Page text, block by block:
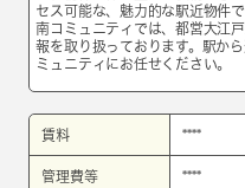
セス可能な、魅力的な駅近物件
南コミュニティでは、都営大江
報を取り扱っております。駅か
ミュニティにお任せください。
賃料 ****
管理費等 ****